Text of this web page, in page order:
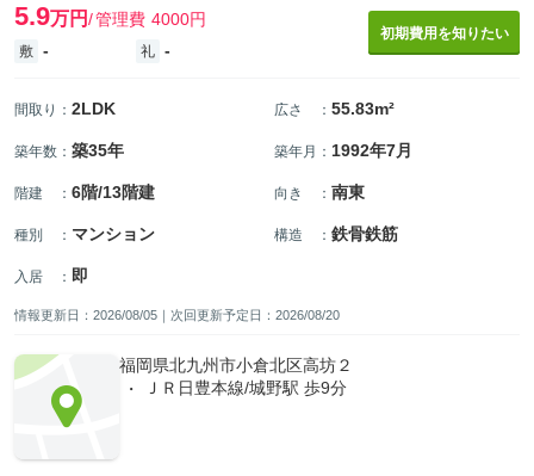
5.9万円 管理費 4000円
敷 - 礼 -
初期費用を知りたい
間取り ： 2LDK 広さ ： 55.83m²
築年数 ： 築35年 築年月 ： 1992年7月
階建 ： 6階/13階建 向き ： 南東
種別 ： マンション 構造 ： 鉄骨鉄筋
入居 ： 即
情報更新日：2026/08/05｜次回更新予定日：2026/08/20
福岡県北九州市小倉北区高坊２
ＪＲ日豊本線/城野駅 歩9分